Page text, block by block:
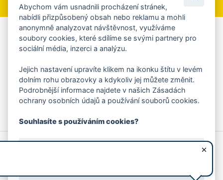
Aplikace Mobilní rozhlas
Chcete dostávat do svého mobilu či mailu upozornění na
ankety, pozvánky na kulturní a sportovní akce?
Více informací o aplikaci
© 2026 Magistrát města Zlína
Prohlášení o používání cookies
Abychom vám usnadnili procházení stránek,
nabídli přizpůsobený obsah nebo reklamu a mohli
anonymně analyzovat návštěvnost, využíváme
soubory cookies, které sdílíme se svými partnery pro
sociální média, inzerci a analýzu.
Jejich nastavení upravíte klikem na ikonku štítu v levém
dolním rohu obrazovky a kdykoliv jej můžete změnit.
Podrobnější informace najdete v našich Zásadách
ochrany osobních údajů a používání souborů cookies.
Souhlasíte s používáním cookies?